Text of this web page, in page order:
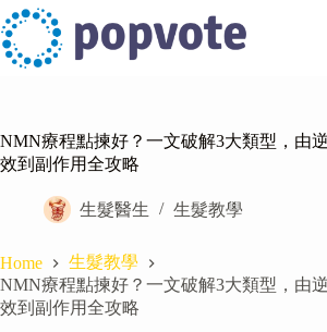
Skip
to
content
NMN療程點揀好？一文破解3大類型，由
效到副作用全攻略
生髮醫生 生髮教學
Home
生髮教學
NMN療程點揀好？一文破解3大類型，由
效到副作用全攻略